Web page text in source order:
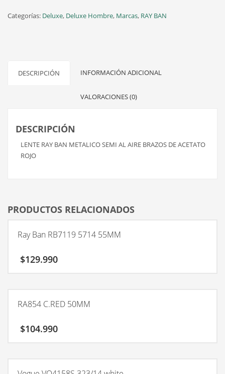
Categorías: Deluxe, Deluxe Hombre, Marcas, RAY BAN
DESCRIPCIÓN INFORMACIÓN ADICIONAL
VALORACIONES (0)
DESCRIPCIÓN
LENTE RAY BAN METALICO SEMI AL AIRE BRAZOS DE ACETATO
ROJO
PRODUCTOS RELACIONADOS
Ray Ban RB7119 5714 55MM
$129.990
RA854 C.RED 50MM
$104.990